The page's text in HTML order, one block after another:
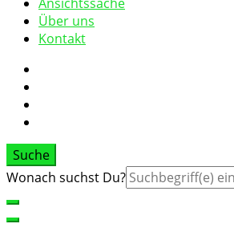
Über uns
Kontakt
Suche
Suche
Wonach suchst Du?